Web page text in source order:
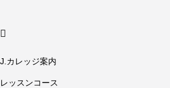
J.カレッジ案内
レッスンコース